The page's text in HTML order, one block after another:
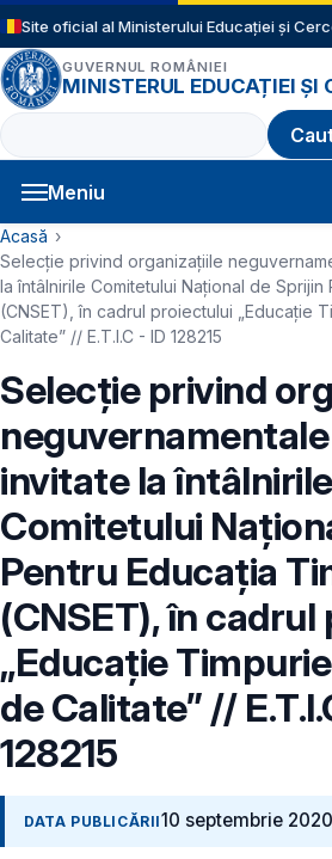
Sari la conținutul principal
Site oficial al Ministerului Educației și
GUVERNUL ROMÂNIEI
MINISTERUL EDUCAȚIEI ȘI
Caută
Meniu
Navigație principală
Cale de navigare
Acasă
Selecție privind organizațiile
la întâlnirile Comitetului Național de Sprijin
(CNSET), în cadrul proiectului „Educație
Calitate” // E.T.I.C - ID 128215
Selecție privind
invitate la întâlnirile
Comitetului
Pentru Educația
(CNSET), în
„Educație
de Calitate” //
128215
DATA PUBLICĂRII10 septembrie 2020